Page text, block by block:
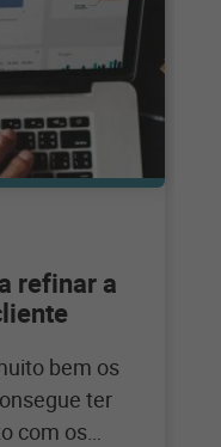
refinar a
bem os
ter
com os